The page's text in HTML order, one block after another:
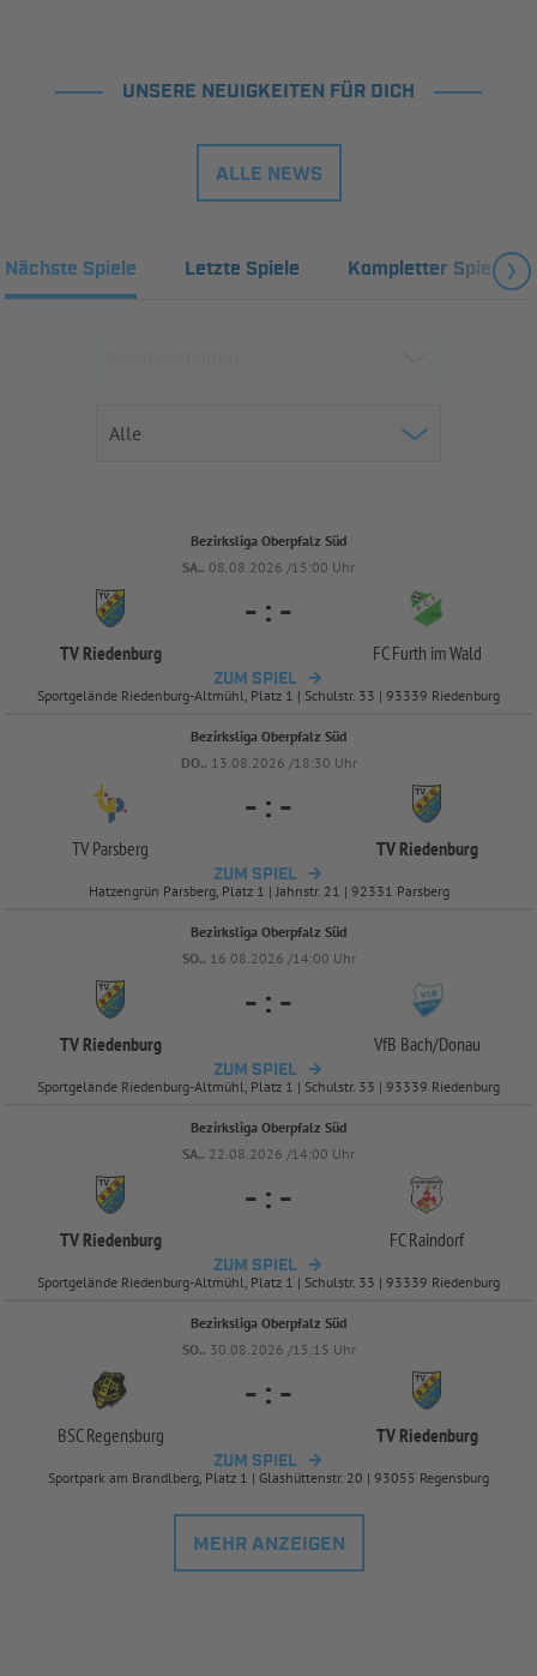
UNSERE NEUIGKEITEN FÜR DICH
ALLE NEWS
Nächste Spiele Letzte Spiele Kompletter Spielplan
Bezirksliga Oberpfalz Süd
SA.. 08.08.2026 /15:00 Uhr
TV Riedenburg
- : -
FC Furth im Wald
ZUM SPIEL
Sportgelände Riedenburg-Altmühl, Platz 1 | Schulstr. 33 | 93339 Riedenburg
Bezirksliga Oberpfalz Süd
DO.. 13.08.2026 /18:30 Uhr
TV Parsberg
- : -
TV Riedenburg
ZUM SPIEL
Hatzengrün Parsberg, Platz 1 | Jahnstr. 21 | 92331 Parsberg
Bezirksliga Oberpfalz Süd
SO.. 16.08.2026 /14:00 Uhr
TV Riedenburg
- : -
VfB Bach/Donau
ZUM SPIEL
Sportgelände Riedenburg-Altmühl, Platz 1 | Schulstr. 33 | 93339 Riedenburg
Bezirksliga Oberpfalz Süd
SA.. 22.08.2026 /14:00 Uhr
TV Riedenburg
- : -
FC Raindorf
ZUM SPIEL
Sportgelände Riedenburg-Altmühl, Platz 1 | Schulstr. 33 | 93339 Riedenburg
Bezirksliga Oberpfalz Süd
SO.. 30.08.2026 /15:15 Uhr
BSC Regensburg
- : -
TV Riedenburg
ZUM SPIEL
Sportpark am Brandlberg, Platz 1 | Glashüttenstr. 20 | 93055 Regensburg
MEHR ANZEIGEN